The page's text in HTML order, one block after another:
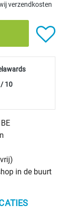
verzendkosten
/ 10
in de buurt